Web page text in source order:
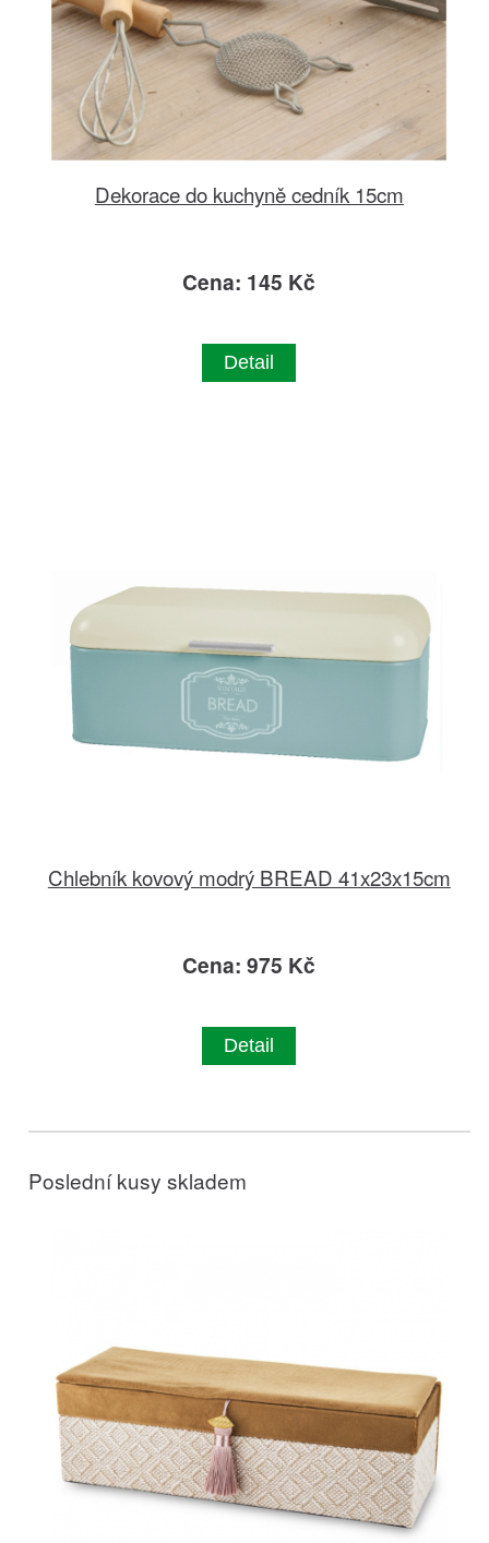
Dekorace do kuchyně cedník 15cm
Cena: 145 Kč
Detail
Chlebník kovový modrý BREAD 41x23x15cm
Cena: 975 Kč
Detail
Poslední kusy skladem